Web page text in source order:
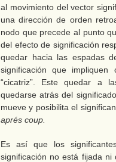
al movimiento del vector
una dirección de orden
nodo que precede al punto
del efecto de significación
quedar hacia las espadas
significación que impliquen
“cicatriz”. Este quedar a
quedarse atrás del
mueve y posibilita el
aprés coup.
Es así que los
significación no está fijada